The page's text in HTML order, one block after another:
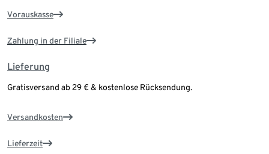
Vorauskasse
Zahlung in der Filiale
Lieferung
Gratisversand ab 29 € & kostenlose Rücksendung.
Versandkosten
Lieferzeit